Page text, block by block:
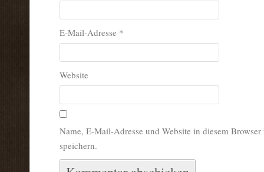
E-Mail-Adresse *
Website
Name, E-Mail-Adresse und Website in diesem
speichern.